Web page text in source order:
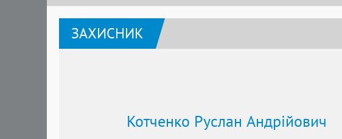
Полісся
ЗАХИСНИК
Котченко Руслан Андрійович